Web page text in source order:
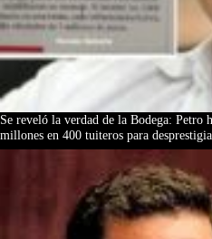
Se reveló la verdad de la Bodega: Petro
millones en 400 tuiteros para